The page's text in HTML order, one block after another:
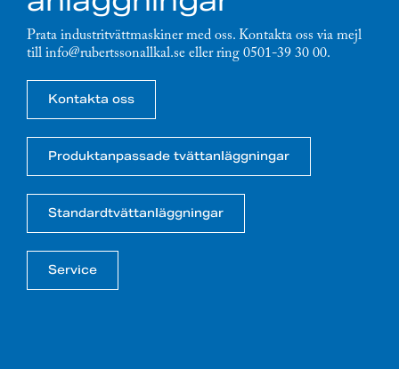
Prata industritvättmaskiner med oss. Kontakta oss via mejl
till info@rubertssonallkal.se eller ring 0501-39 30 00.
Kontakta oss
Produktanpassade tvättanläggningar
Standardtvättanläggningar
Service